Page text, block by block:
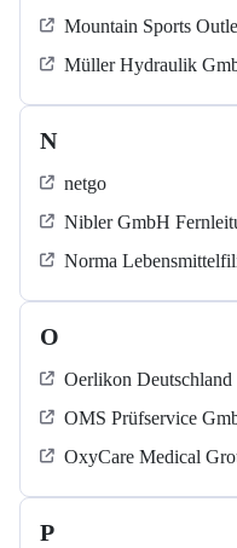
Mountain Sports
Müller Hydraulik
N
netgo
Nibler GmbH
Norma
O
Oerlikon Deutschland
OMS Prüfservice
OxyCare Medical
P